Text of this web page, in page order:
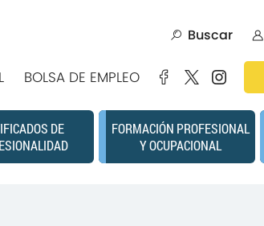
Buscar
BOLSA DE EMPLEO
DE
FORMACIÓN PROFESIONAL
Y OCUPACIONAL